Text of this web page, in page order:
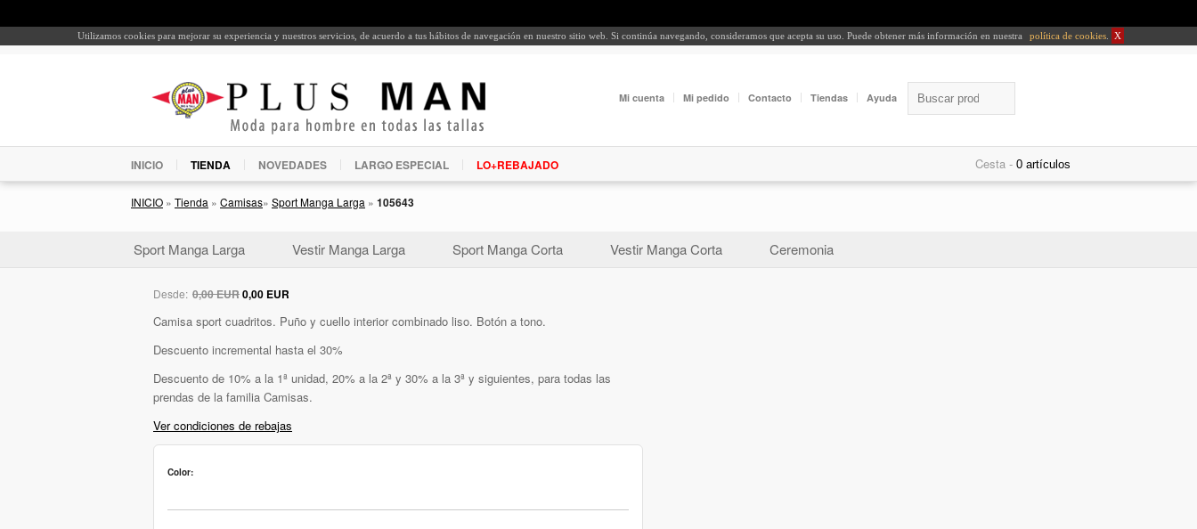
Utilizamos cookies para mejorar su experiencia y nuestros servicios, de acuerdo a tus hábitos de navegación en nuestro sitio web. Si continúa navegando, consideramos que acepta su uso. Puede obtener más información en nuestra política de cookies X
Mi cuenta Mi pedido Contacto Tiendas Ayuda
INICIO TIENDA NOVEDADES LARGO ESPECIAL LO+REBAJADO Cesta -
INICIO » Tienda » Camisas» Sport Manga Larga » 105643
Sport Manga Larga Vestir Manga Larga Sport Manga Corta Vestir Manga Corta Ceremonia
Desde: 0,00 EUR0,00 EUR
Camisa sport cuadritos. Puño y cuello interior combinado liso. Botón a tono.
Descuento incremental hasta el 30%
Descuento de 10% a la 1ª unidad, 20% a la 2ª y 30% a la 3ª y siguientes, para todas las
prendas de la familia Camisas.
Ver condiciones de rebajas
Color: